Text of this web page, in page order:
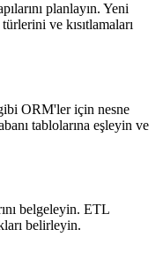
planlayın. Yeni
ve kısıtlamaları
ORM'ler için nesne
tablolarına eşleyin ve
belgeleyin. ETL
belirleyin.